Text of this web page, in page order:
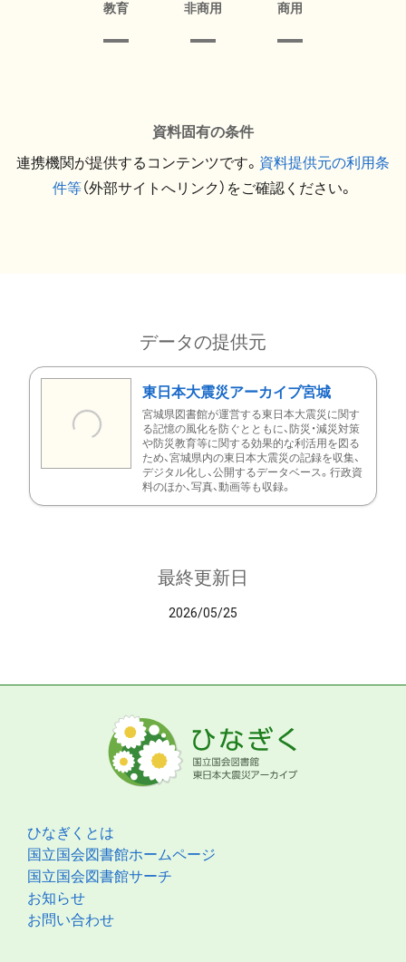
教育 非商用 商用
資料固有の条件
連携機関が提供するコンテンツです。 資料提供元の利用条
件等（外部サイトへリンク）をご確認ください。
データの提供元
東日本大震災アーカイブ宮城
宮城県図書館が運営する東日本大震災に関す
る記憶の風化を防ぐとともに、防災・減災対策
や防災教育等に関する効果的な利活用を図る
ため、宮城県内の東日本大震災の記録を収集、
デジタル化し、公開するデータベース。行政資
料のほか、写真、動画等も収録。
最終更新日
2026/05/25
ひなぎくとは
国立国会図書館ホームページ
国立国会図書館サーチ
お知らせ
お問い合わせ